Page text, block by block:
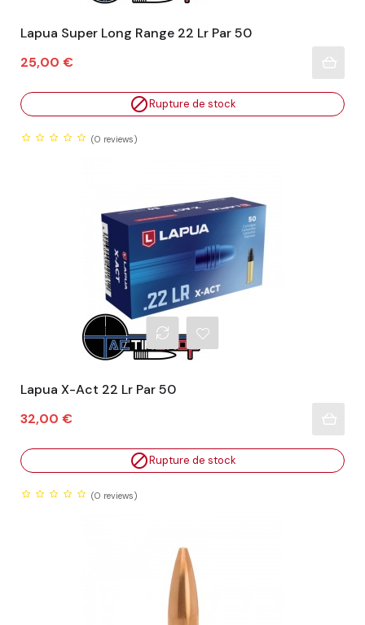
Lapua Super Long Range 22 Lr Par 50
Prix
25,00 €
Rupture de stock
(0 reviews)
Lapua X-Act 22 Lr Par 50
Prix
32,00 €
Rupture de stock
(0 reviews)